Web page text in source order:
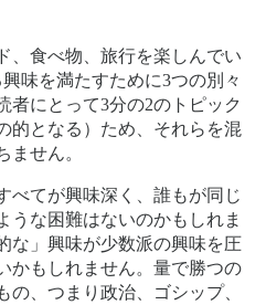
、食べ物、旅行を楽しんでい
味を満たすために3つの別々
者にとって3分の2のトピック
的となる）ため、それらを混
ません。
べてが興味深く、誰もが同じ
うな困難はないのかもしれま
な」興味が少数派の興味を圧
かもしれません。量で勝つの
、つまり政治、ゴシップ、